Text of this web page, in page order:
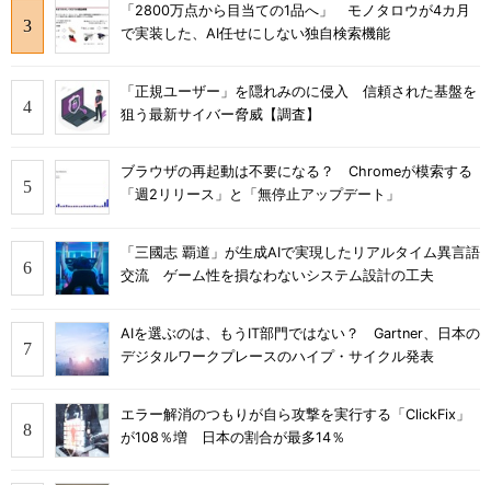
「2800万点から目当ての1品へ」 モノタロウが4カ月
で実装した、AI任せにしない独自検索機能
「正規ユーザー」を隠れみのに侵入 信頼された基盤を
狙う最新サイバー脅威【調査】
ブラウザの再起動は不要になる？ Chromeが模索する
「週2リリース」と「無停止アップデート」
「三國志 覇道」が生成AIで実現したリアルタイム異言語
交流 ゲーム性を損なわないシステム設計の工夫
AIを選ぶのは、もうIT部門ではない？ Gartner、日本の
デジタルワークプレースのハイプ・サイクル発表
エラー解消のつもりが自ら攻撃を実行する「ClickFix」
が108％増 日本の割合が最多14％